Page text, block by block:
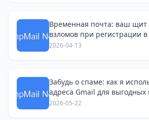
Временная почта: ваш щит
взломов при регистрации в
Avito
2026-04-13
Забудь о спаме: как я
адреса Gmail для выгодных
2026-05-22